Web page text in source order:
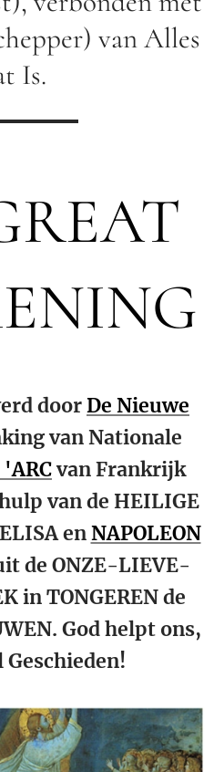
van Alles
Is.
doorDe Nieuwe
van Nationale
'ARCvan Frankrijk
van de HEILIGE
enNAPOLEON
de ONZE-LIEVE-
in TONGEREN de
God helpt ons,